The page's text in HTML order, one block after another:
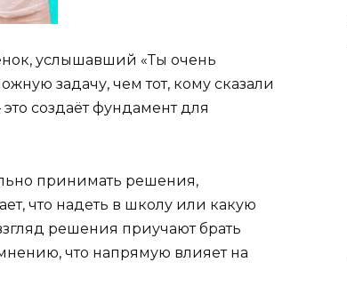
услышавший «Ты очень
задачу, чем тот, кому сказали
создаёт фундамент для
принимать решения,
что надеть в школу или какую
решения приучают брать
что напрямую влияет на